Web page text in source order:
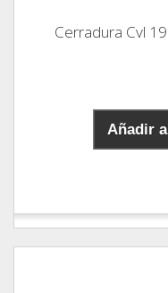
Cerradura Cvl
Añadir